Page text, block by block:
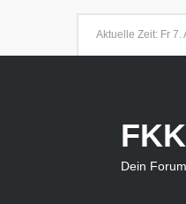
Aktuelle Zeit: Fr 7.
Dein